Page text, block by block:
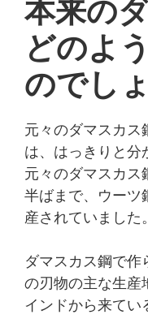
本来の
どのよ
のでし
元々のダマスカ
は、はっきりと分
元々のダマスカス
半ばまで、ウーツ
産されていました。
ダマスカス鋼で
の刃物の主な生産
インドから来てい